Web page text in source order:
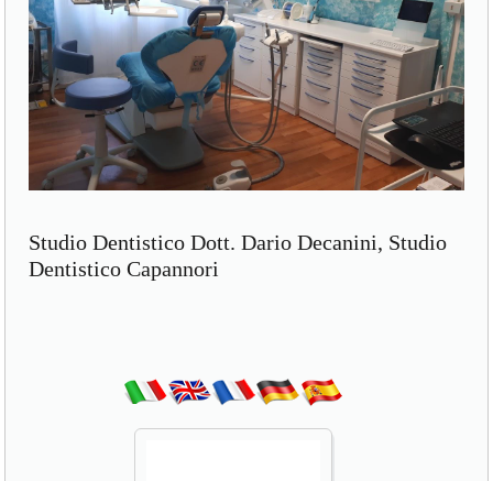
Studio Dentistico Dott. Dario Decanini, Studio
Dentistico Capannori